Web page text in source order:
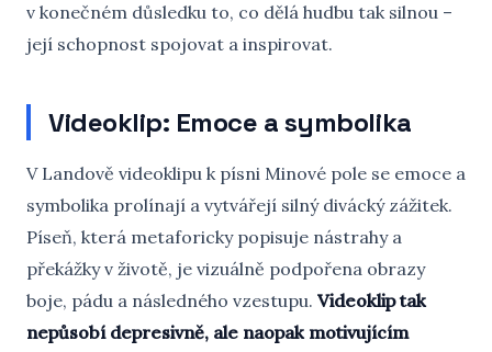
v konečném důsledku to, co dělá hudbu tak silnou –
její schopnost spojovat a inspirovat.
Videoklip: Emoce a symbolika
V Landově videoklipu k písni Minové pole se emoce a
symbolika prolínají a vytvářejí silný divácký zážitek.
Píseň, která metaforicky popisuje nástrahy a
překážky v životě, je vizuálně podpořena obrazy
boje, pádu a následného vzestupu. Videoklip tak
nepůsobí depresivně, ale naopak motivujícím